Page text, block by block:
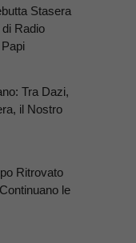
Stasera
Radio
Tra Dazi,
il Nostro
Ritrovato
le